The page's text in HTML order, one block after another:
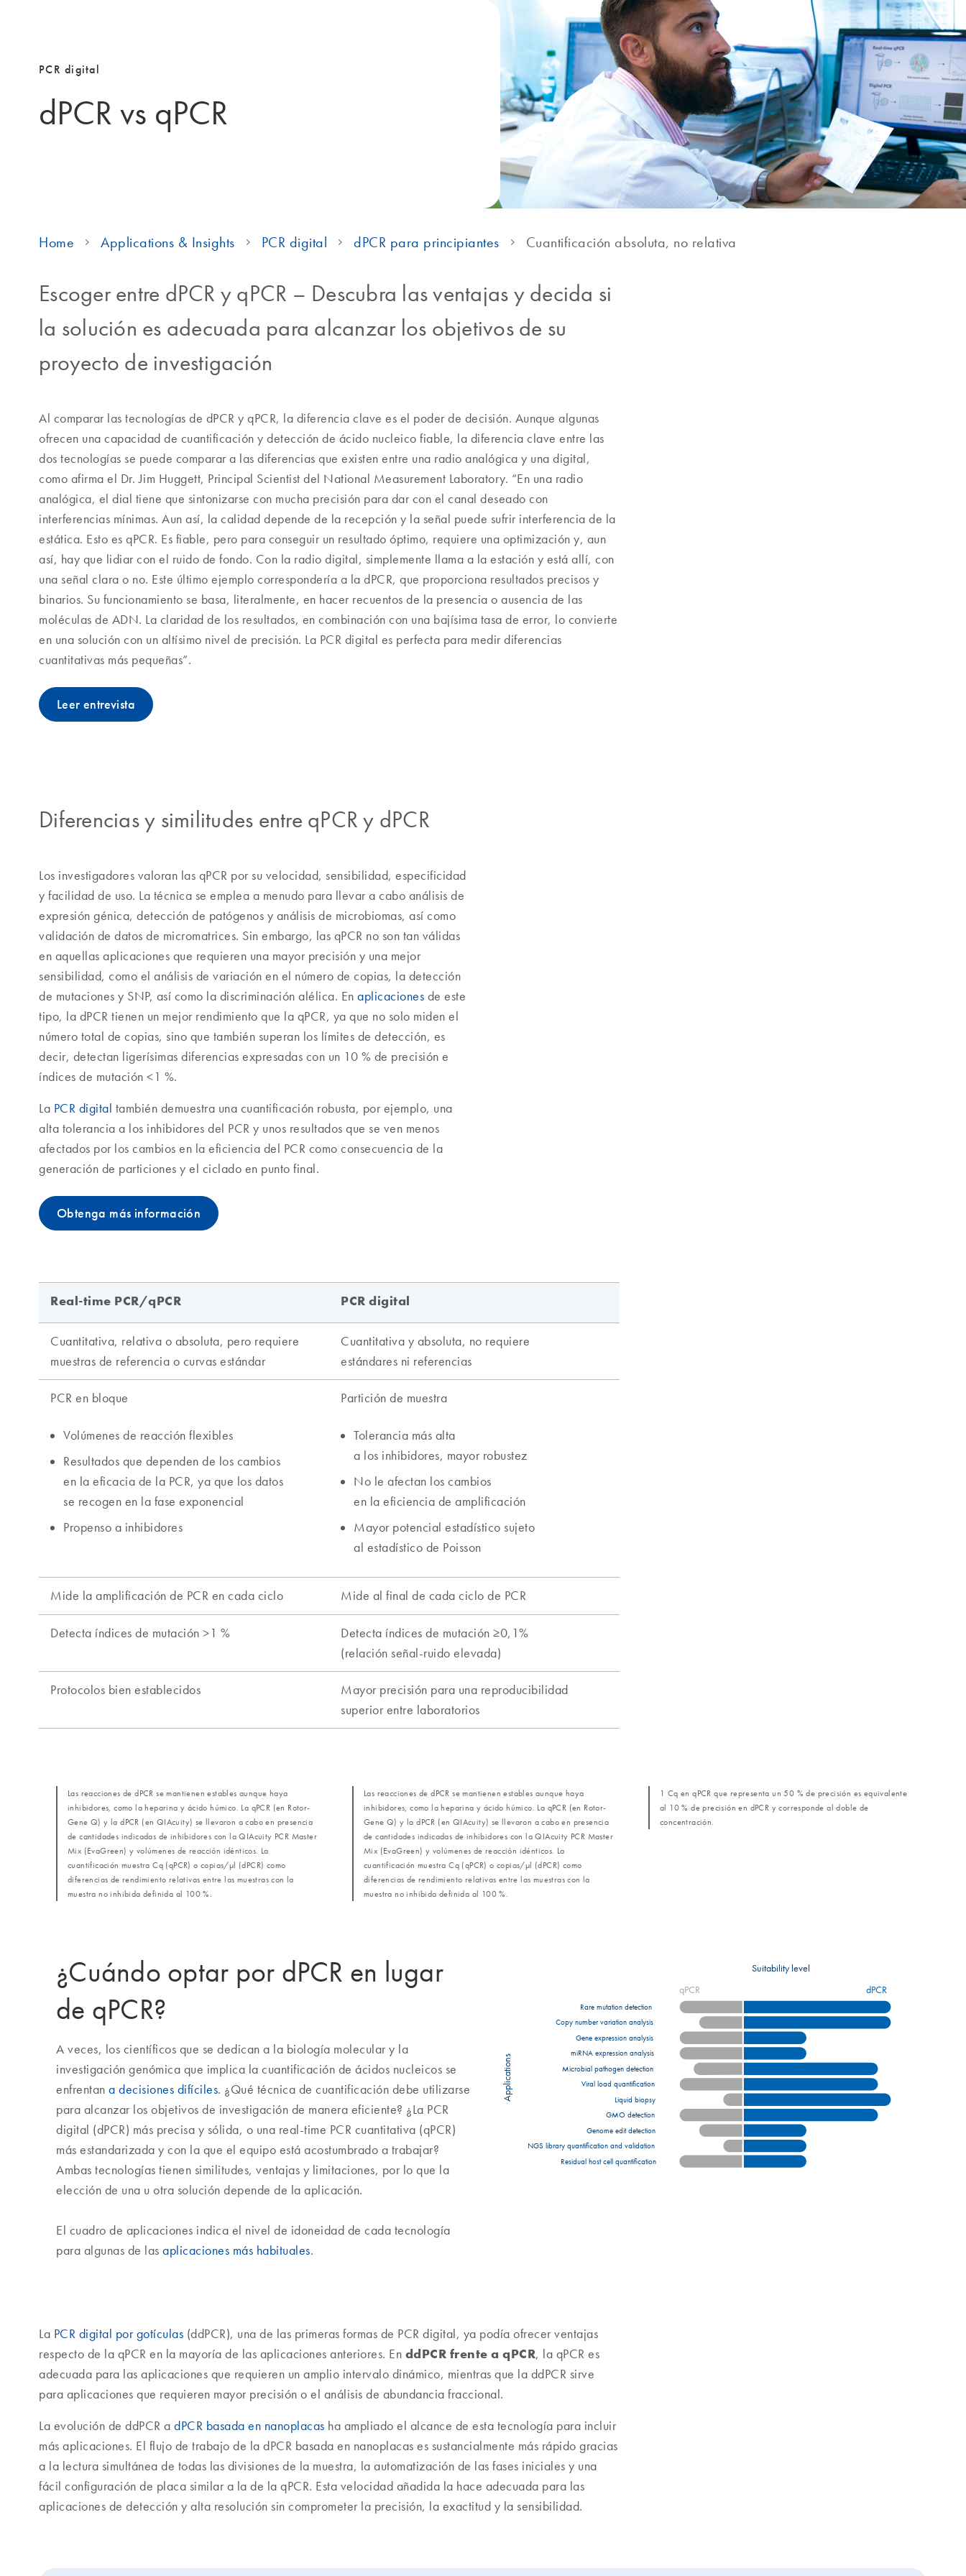
PCR digital
dPCR vs qPCR
Home Applications & Insights PCR digital dPCR para principiantes Cuantificación absoluta, no relativa
Escoger entre dPCR y qPCR – Descubra las ventajas y decida si
la solución es adecuada para alcanzar los objetivos de su
proyecto de investigación
Al comparar las tecnologías de dPCR y qPCR, la diferencia clave es el poder de decisión. Aunque algunas
ofrecen una capacidad de cuantificación y detección de ácido nucleico fiable, la diferencia clave entre las
dos tecnologías se puede comparar a las diferencias que existen entre una radio analógica y una digital,
como afirma el Dr. Jim Huggett, Principal Scientist del National Measurement Laboratory. “En una radio
analógica, el dial tiene que sintonizarse con mucha precisión para dar con el canal deseado con
interferencias mínimas. Aun así, la calidad depende de la recepción y la señal puede sufrir interferencia de la
estática. Esto es qPCR. Es fiable, pero para conseguir un resultado óptimo, requiere una optimización y, aun
así, hay que lidiar con el ruido de fondo. Con la radio digital, simplemente llama a la estación y está allí, con
una señal clara o no. Este último ejemplo correspondería a la dPCR, que proporciona resultados precisos y
binarios. Su funcionamiento se basa, literalmente, en hacer recuentos de la presencia o ausencia de las
moléculas de ADN. La claridad de los resultados, en combinación con una bajísima tasa de error, lo convierte
en una solución con un altísimo nivel de precisión. La PCR digital es perfecta para medir diferencias
cuantitativas más pequeñas”.
Leer entrevista
Diferencias y similitudes entre qPCR y dPCR
Los investigadores valoran las qPCR por su velocidad, sensibilidad, especificidad
y facilidad de uso. La técnica se emplea a menudo para llevar a cabo análisis de
expresión génica, detección de patógenos y análisis de microbiomas, así como
validación de datos de micromatrices. Sin embargo, las qPCR no son tan válidas
en aquellas aplicaciones que requieren una mayor precisión y una mejor
sensibilidad, como el análisis de variación en el número de copias, la detección
de mutaciones y SNP, así como la discriminación alélica. En aplicaciones de este
tipo, la dPCR tienen un mejor rendimiento que la qPCR, ya que no solo miden el
número total de copias, sino que también superan los límites de detección, es
decir, detectan ligerísimas diferencias expresadas con un 10 % de precisión e
índices de mutación <1 %.
La PCR digital también demuestra una cuantificación robusta, por ejemplo, una
alta tolerancia a los inhibidores del PCR y unos resultados que se ven menos
afectados por los cambios en la eficiencia del PCR como consecuencia de la
generación de particiones y el ciclado en punto final.
Obtenga más información
Las reacciones de dPCR se mantienen estables aunque haya
inhibidores, como la heparina y ácido húmico. La qPCR (en Rotor-
Gene Q) y la dPCR (en QIAcuity) se llevaron a cabo en presencia
de cantidades indicadas de inhibidores con la QIAcuity PCR Master
Mix (EvaGreen) y volúmenes de reacción idénticos. La
cuantificación muestra Cq (qPCR) o copias/µl (dPCR) como
diferencias de rendimiento relativas entre las muestras con la
muestra no inhibida definida al 100 %.
Las reacciones de dPCR se mantienen estables aunque haya
inhibidores, como la heparina y ácido húmico. La qPCR (en Rotor-
Gene Q) y la dPCR (en QIAcuity) se llevaron a cabo en presencia
de cantidades indicadas de inhibidores con la QIAcuity PCR Master
Mix (EvaGreen) y volúmenes de reacción idénticos. La
cuantificación muestra Cq (qPCR) o copias/µl (dPCR) como
diferencias de rendimiento relativas entre las muestras con la
muestra no inhibida definida al 100 %.
1 Cq en qPCR que representa un 50 % de precisión es equivalente
al 10 % de precisión en dPCR y corresponde al doble de
concentración.
¿Cuándo optar por dPCR en lugar
de qPCR?
A veces, los científicos que se dedican a la biología molecular y la
investigación genómica que implica la cuantificación de ácidos nucleicos se
enfrentan a decisiones difíciles. ¿Qué técnica de cuantificación debe utilizarse
para alcanzar los objetivos de investigación de manera eficiente? ¿La PCR
digital (dPCR) más precisa y sólida, o una real-time PCR cuantitativa (qPCR)
más estandarizada y con la que el equipo está acostumbrado a trabajar?
Ambas tecnologías tienen similitudes, ventajas y limitaciones, por lo que la
elección de una u otra solución depende de la aplicación.
El cuadro de aplicaciones indica el nivel de idoneidad de cada tecnología
para algunas de las aplicaciones más habituales.
Rare mutation detection
Copy number variation analysis
Gene expression analysis
miRNA expression analysis
Microbial pathogen detection
Viral load quantification
Liquid biopsy
GMO detection
Genome edit detection
NGS library quantification and validation
Residual host cell quantification
qPCR dPCR
Applications
Suitability level
La PCR digital por gotículas (ddPCR), una de las primeras formas de PCR digital, ya podía ofrecer ventajas
respecto de la qPCR en la mayoría de las aplicaciones anteriores. En ddPCR frente a qPCR, la qPCR es
adecuada para las aplicaciones que requieren un amplio intervalo dinámico, mientras que la ddPCR sirve
para aplicaciones que requieren mayor precisión o el análisis de abundancia fraccional.
La evolución de ddPCR a dPCR basada en nanoplacas ha ampliado el alcance de esta tecnología para incluir
más aplicaciones. El flujo de trabajo de la dPCR basada en nanoplacas es sustancialmente más rápido gracias
a la lectura simultánea de todas las divisiones de la muestra, la automatización de las fases iniciales y una
fácil configuración de placa similar a la de la qPCR. Esta velocidad añadida la hace adecuada para las
aplicaciones de detección y alta resolución sin comprometer la precisión, la exactitud y la sensibilidad.